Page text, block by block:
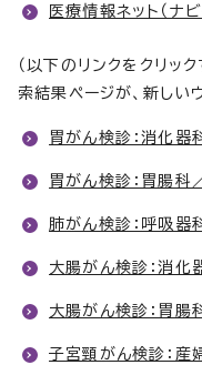
医療情報ネット（ナビ
（以下のリンクをクリック
索結果ページが、新しい
胃がん検診：消化器
胃がん検診：胃腸科
肺がん検診：呼吸器
大腸がん検診：消化
大腸がん検診：胃腸
子宮頸がん検診：産